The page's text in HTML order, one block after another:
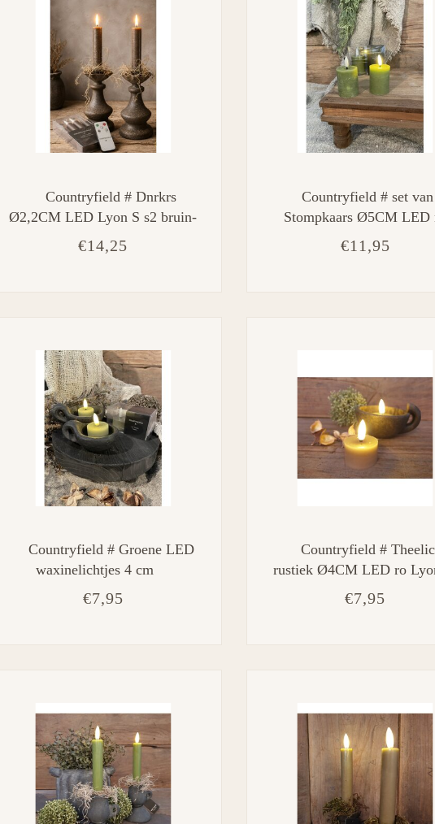
Countryfield # Dnrkrs
Ø2,2CM LED Lyon S s2 bruin-
2,2x2,2x12,5CM
€14,25
Countryfield # set
Stompkaars Ø5CM LED
Lyon s2 l.groen-L5B5H9CM
€11,95
Countryfield # Groene LED
waxinelichtjes 4 cm
€7,95
Countryfield #
rustiek Ø4CM LED ro
beige-L4B4H5,2CM
€7,95